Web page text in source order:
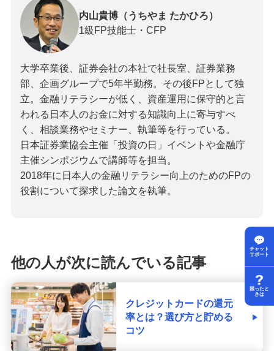
チャット
サポート
困ったと
きは
内山貴博（うちやま たかひろ）
1級FP技能士・CFP
大学卒業後、証券会社の本社で社長室、証券業務
部、企画グループで5年半勤務。その後FPとして独
立。金融リテラシーが低く、資産運用に保守的と言
われる日本人のお金に対する知識向上に寄与すべ
く、相談業務やセミナー、執筆等を行っている。
日本証券業協会主催「投資の日」イベントや金融庁
主催シンポジウムで講師等を担当。
2018年に日本人の金融リテラシー向上のためのFPの
役割について探求した論文を執筆。
他の人が次に読んでいる記事
クレジットカードの還元
率とは？選び方と貯める
コツ